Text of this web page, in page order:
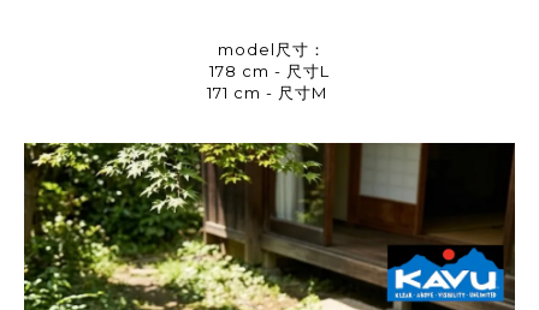
model尺寸：
178 cm - 尺寸L
171 cm - 尺寸M